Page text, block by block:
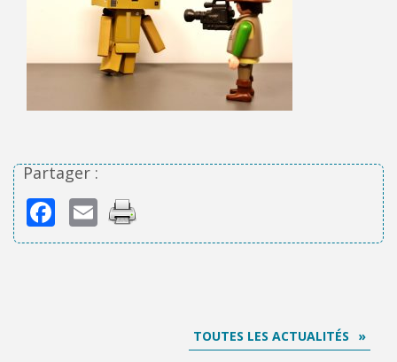
Partager :
Facebook
Email
TOUTES LES ACTUALITÉS